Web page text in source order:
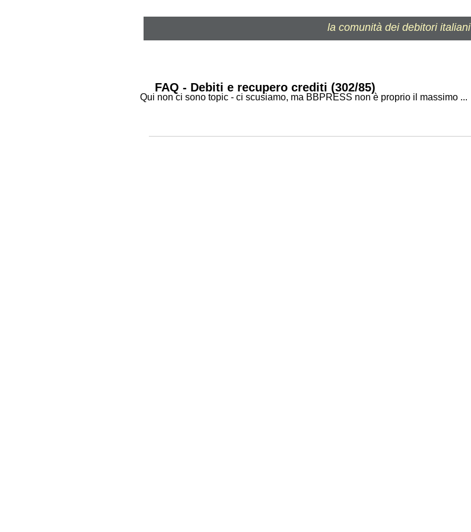
la comunità dei debitori italiani
FAQ - Debiti e recupero crediti (302/85)
Qui non ci sono topic - ci scusiamo, ma BBPRESS non è proprio il massimo ...